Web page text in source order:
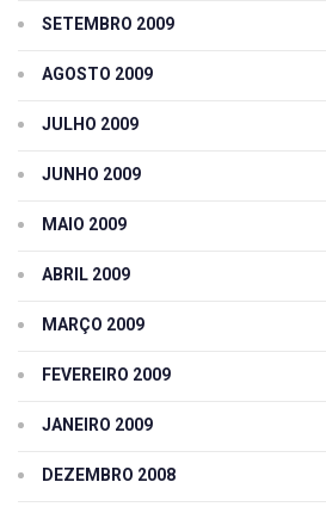
SETEMBRO 2009
AGOSTO 2009
JULHO 2009
JUNHO 2009
MAIO 2009
ABRIL 2009
MARÇO 2009
FEVEREIRO 2009
JANEIRO 2009
DEZEMBRO 2008